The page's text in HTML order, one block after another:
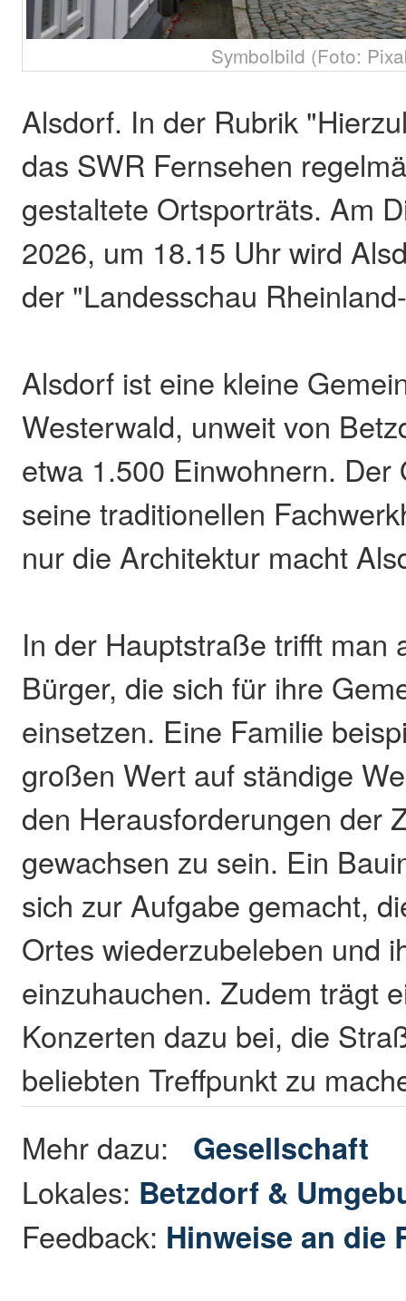
Symbolbild (Foto:
Alsdorf. In der Rubrik
das SWR Fernsehen
gestaltete Ortsporträts. Am
2026, um 18.15 Uhr wird
der "Landesschau
Alsdorf ist eine kleine
Westerwald, unweit von
etwa 1.500 Einwohnern.
seine traditionellen
nur die Architektur macht
In der Hauptstraße trifft man
Bürger, die sich für ihre
einsetzen. Eine Familie
großen Wert auf ständige
den Herausforderungen der
gewachsen zu sein. Ein
sich zur Aufgabe gemacht,
Ortes wiederzubeleben und
einzuhauchen. Zudem trägt
Konzerten dazu bei, die
beliebten Treffpunkt zu
Mehr dazu: Gesellschaft
Lokales: Betzdorf &
Feedback: Hinweise an die